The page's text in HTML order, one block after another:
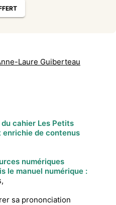
Laure Guiberteau
cahier Les Petits
enrichie de contenus
numériques
le manuel numérique :
sa prononciation